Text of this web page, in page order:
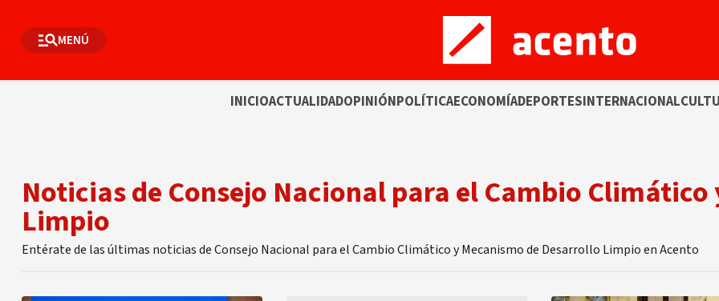
MENÚ
INICIOACTUALIDADOPINIÓNPOLÍTICAECONOMÍADEPORTESINTERNACIONAL
Noticias de Consejo Nacional para el Cambio
Limpio
Entérate de las últimas noticias de Consejo Nacional para el Cambio Climático y Mecanismo de Desarrollo Limpio en Acento